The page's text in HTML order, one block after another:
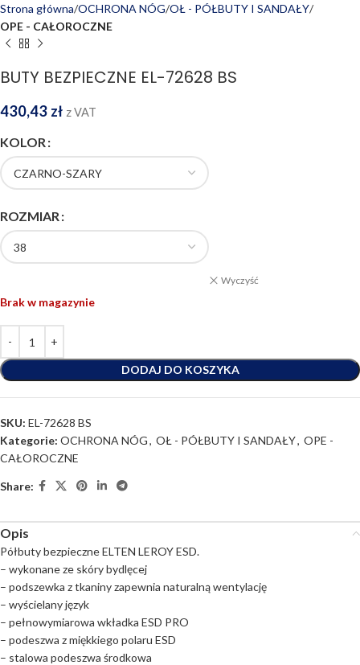
Strona główna OCHRONA NÓG OŁ - PÓŁBUTY I SANDAŁY
OPE - CAŁOROCZNE
BUTY BEZPIECZNE EL-72628 BS
430,43 zł z VAT
KOLOR
ROZMIAR
Wyczyść
Brak w magazynie
DODAJ DO KOSZYKA
SKU: EL-72628 BS
Kategorie: OCHRONA NÓG, OŁ - PÓŁBUTY I SANDAŁY, OPE -
CAŁOROCZNE
Share:
Opis
Półbuty bezpieczne ELTEN LEROY ESD.
– wykonane ze skóry bydlęcej
– podszewka z tkaniny zapewnia naturalną wentylację
– wyścielany język
– pełnowymiarowa wkładka ESD PRO
– podeszwa z miękkiego polaru ESD
– stalowa podeszwa środkowa